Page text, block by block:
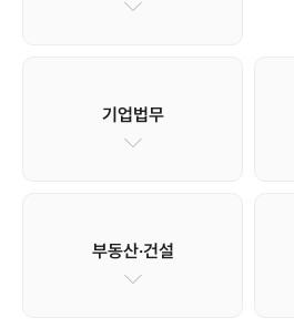
기업법무
부동산·건설